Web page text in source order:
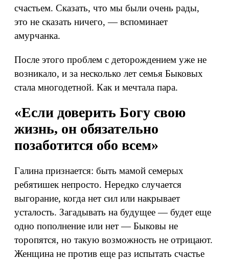
счастьем. Сказать, что мы были очень рады,
это не сказать ничего, — вспоминает
амурчанка.
После этого проблем с деторождением уже не
возникало, и за несколько лет семья Быковых
стала многодетной. Как и мечтала пара.
«Если доверить Богу свою
жизнь, он обязательно
позаботится обо всем»
Галина признается: быть мамой семерых
ребятишек непросто. Нередко случается
выгорание, когда нет сил или накрывает
усталость. Загадывать на будущее — будет еще
одно пополнение или нет — Быковы не
торопятся, но такую возможность не отрицают.
Женщина не против еще раз испытать счастье